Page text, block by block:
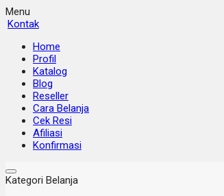
Menu
Kontak
Home
Profil
Katalog
Blog
Reseller
Cara Belanja
Cek Resi
Afiliasi
Konfirmasi
Kategori Belanja